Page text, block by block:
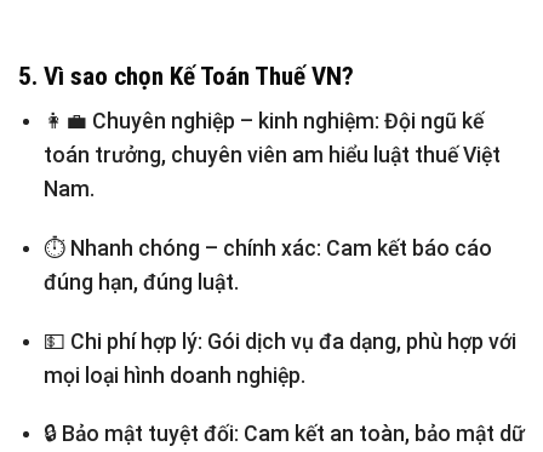
5. Vì sao chọn Kế Toán Thuế VN?
👩‍💼 Chuyên nghiệp – kinh nghiệm: Đội ngũ kế
toán trưởng, chuyên viên am hiểu luật thuế Việt
Nam.
⏱️ Nhanh chóng – chính xác: Cam kết báo cáo
đúng hạn, đúng luật.
💵 Chi phí hợp lý: Gói dịch vụ đa dạng, phù hợp với
mọi loại hình doanh nghiệp.
🔒 Bảo mật tuyệt đối: Cam kết an toàn, bảo mật dữ